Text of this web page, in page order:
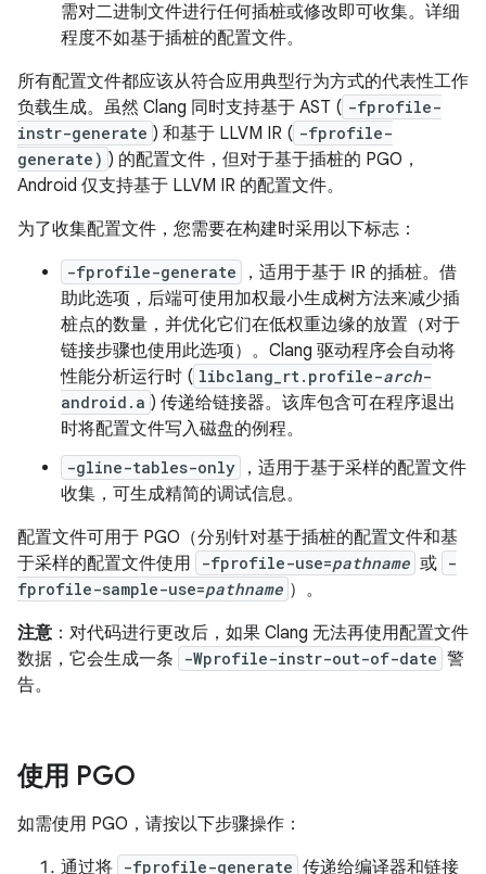
需对二进制文件进行任何插桩或修改即可收集。详细
程度不如基于插桩的配置文件。
所有配置文件都应该从符合应用典型行为方式的代表性工作
负载生成。虽然 Clang 同时支持基于 AST ( -fprofile-
instr-generate ) 和基于 LLVM IR ( -fprofile-
generate) ) 的配置文件，但对于基于插桩的 PGO，
Android 仅支持基于 LLVM IR 的配置文件。
为了收集配置文件，您需要在构建时采用以下标志：
-fprofile-generate
，适用于基于 IR 的插桩。借
助此选项，后端可使用加权最小生成树方法来减少插
桩点的数量，并优化它们在低权重边缘的放置（对于
链接步骤也使用此选项）。Clang 驱动程序会自动将
性能分析运行时 ( libclang_rt.profile-arch-
android.a ) 传递给链接器。该库包含可在程序退出
时将配置文件写入磁盘的例程。
-gline-tables-only
，适用于基于采样的配置文件
收集，可生成精简的调试信息。
配置文件可用于 PGO（分别针对基于插桩的配置文件和基
于采样的配置文件使用
-fprofile-use=pathname 或 -
fprofile-sample-use=pathname ）。
注意：对代码进行更改后，如果 Clang 无法再使用配置文件
数据，它会生成一条
-Wprofile-instr-out-of-date 警
告。
使用 PGO
如需使用 PGO，请按以下步骤操作：
通过将 -fprofile-generate 传递给编译器和链接